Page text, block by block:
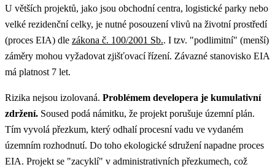
U větších projektů, jako jsou obchodní centra, logistické parky nebo
velké rezidenční celky, je nutné posouzení vlivů na životní prostředí
(proces EIA) dle zákona č. 100/2001 Sb.. I tzv. "podlimitní" (menší)
záměry mohou vyžadovat zjišťovací řízení. Závazné stanovisko EIA
má platnost 7 let.
Rizika nejsou izolovaná. Problémem developera je kumulativní
zdržení. Soused podá námitku, že projekt porušuje územní plán.
Tím vyvolá přezkum, který odhalí procesní vadu ve vydaném
územním rozhodnutí. Do toho ekologické sdružení napadne proces
EIA. Projekt se "zacyklí" v administrativních přezkumech, což